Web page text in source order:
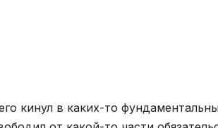
кинул в каких-то